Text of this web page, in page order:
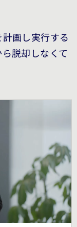
画し実行する
脱却しなくて